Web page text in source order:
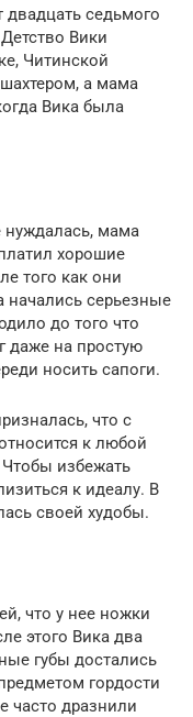
седьмого
Вики
Читинской
а мама
Вика была
нуждалась, мама
хорошие
того как они
начались серьезные
до того что
даже на простую
носить сапоги.
что с
к любой
Чтобы избежать
к идеалу. В
своей худобы.
что у нее ножки
этого Вика два
губы достались
гордости
часто дразнили